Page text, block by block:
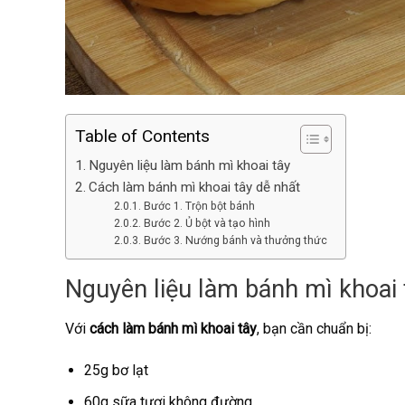
Table of Contents
Nguyên liệu làm bánh mì khoai tây
Cách làm bánh mì khoai tây dễ nhất
Bước 1. Trộn bột bánh
Bước 2. Ủ bột và tạo hình
Bước 3. Nướng bánh và thưởng thức
Nguyên liệu làm bánh mì khoai
Với cách làm bánh mì khoai tây, bạn cần chuẩn bị:
25g bơ lạt
60g sữa tươi không đường